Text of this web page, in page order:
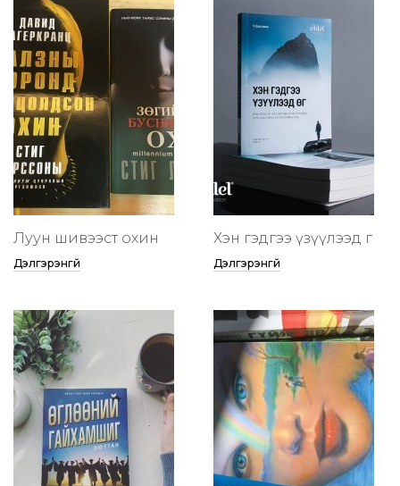
Луун шивээст охин
Дэлгэрэнгүй
Хэн гэдгээ үзүүлээд өг
Дэлгэрэнгүй